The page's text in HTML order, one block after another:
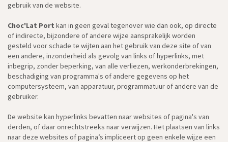
gebruik van de website.
Choc'Lat Port kan in geen geval tegenover wie dan ook, op directe
of indirecte, bijzondere of andere wijze aansprakelijk worden
gesteld voor schade te wijten aan het gebruik van deze site of van
een andere, inzonderheid als gevolg van links of hyperlinks, met
inbegrip, zonder beperking, van alle verliezen, werkonderbrekingen,
beschadiging van programma's of andere gegevens op het
computersysteem, van apparatuur, programmatuur of andere van de
gebruiker.
De website kan hyperlinks bevatten naar websites of pagina's van
derden, of daar onrechtstreeks naar verwijzen. Het plaatsen van links
naar deze websites of pagina’s impliceert op geen enkele wijze een